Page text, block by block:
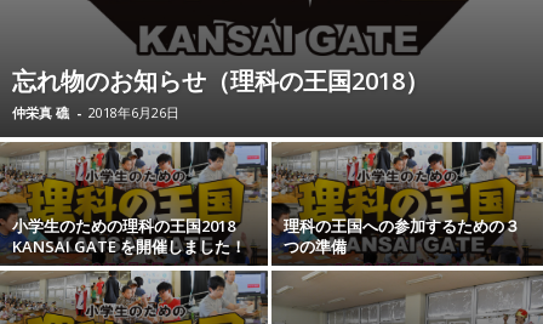
忘れ物のお知らせ（理科の王国2018）
仲栄真 礁 - 2018年6月26日
小学生のための理科の王国2018
KANSAI GATE を開催しました！
理科の王国への参加するための３
つの準備